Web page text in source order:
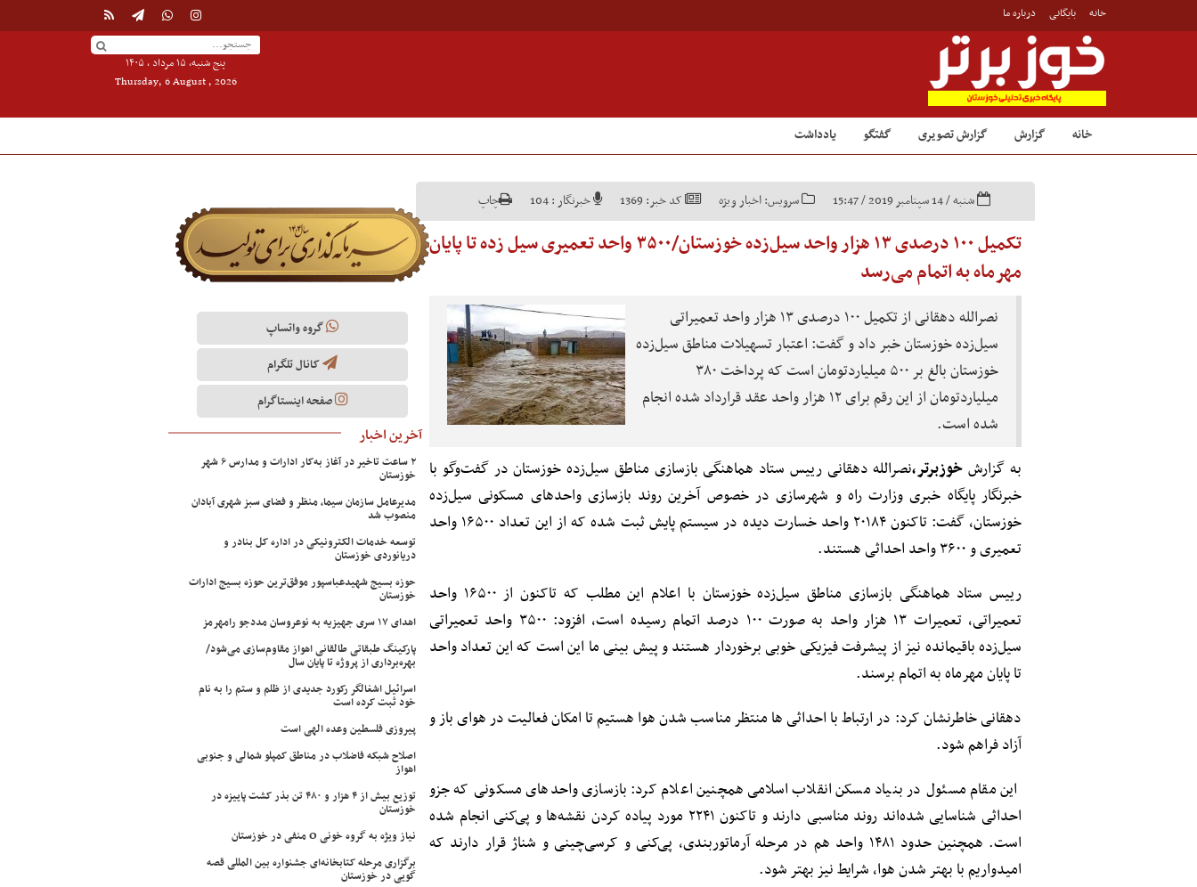
خانه بایگانی درباره ما
پنج شنبه, ۱۵ مرداد , ۱۴۰۵
Thursday, 6 August , 2026
خانه گزارش گزارش تصویری گفتگو یادداشت
شنبه / 14 سپتامبر 2019 / 15:47 سرویس:اخبار ویژه کد خبر: 1369 خبرنگار :104 چاپ
تکمیل ۱۰۰ درصدی ۱۳ هزار واحد سیل‌زده خوزستان/۳۵۰۰ واحد تعمیری سیل زده تا پایان
مهرماه به اتمام می‌رسد
نصرالله دهقانی از تکمیل ۱۰۰ درصدی ۱۳ هزار واحد تعمیراتی
سیل‌زده خوزستان خبر داد و گفت: اعتبار تسهیلات مناطق سیل‌زده
خوزستان بالغ بر ۵۰۰ میلیاردتومان است که پرداخت ۳۸۰
میلیاردتومان از این رقم برای ۱۲ هزار واحد عقد قرارداد شده انجام
شده است.
به گزارش خوزبرتر،نصرالله دهقانی رییس ستاد هماهنگی بازسازی مناطق سیل‌زده خوزستان در گفت‌و‌گو با
خبرنگار پایگاه خبری وزارت راه و شهرسازی در خصوص آخرین روند بازسازی واحدهای مسکونی سیل‌زده
خوزستان، گفت: تاکنون ۲۰۱۸۴ واحد خسارت دیده در سیستم پایش ثبت شده که از این تعداد ۱۶۵۰۰ واحد
تعمیری و ۳۶۰۰ واحد احداثی هستند.
رییس ستاد هماهنگی بازسازی مناطق سیل‌زده خوزستان با اعلام این مطلب که تاکنون از ۱۶۵۰۰ واحد
تعمیراتی، تعمیرات ۱۳ هزار واحد به صورت ۱۰۰ درصد اتمام رسیده است، افزود: ۳۵۰۰ واحد تعمیراتی
سیل‌زده باقیمانده نیز از پیشرفت فیزیکی خوبی برخوردار هستند و پیش بینی ما این است که این تعداد واحد
تا پایان مهرماه به اتمام برسند.
دهقانی خاطرنشان کرد: در ارتباط با احداثی ها منتظر مناسب شدن هوا هستیم تا امکان فعالیت در هوای باز و‌
آزاد فراهم شود.
این مقام مسئول در بنیاد مسکن انقلاب اسلامی همچنین اعلام کرد: بازسازی واحدهای مسکونی که جزو
احداثی شناسایی شده‌اند روند مناسبی دارند و تاکنون ۲۲۴۱ مورد پیاده کردن نقشه‌ها و پی‌کنی انجام شده
است. همچنین حدود ۱۴۸۱ واحد هم در مرحله آرماتوربندی، پی‌کنی و کرسی‌چینی و شناژ قرار دارند که
امیدواریم با بهتر شدن هوا، شرایط نیز بهتر شود.
گروه واتساپ
کانال تلگرام
صفحه اینستاگرام
آخرین اخبار
۲ ساعت تاخیر در آغاز به‌کار ادارات و مدارس ۶ شهر
خوزستان
مدیرعامل سازمان سیما، منظر و فضای سبز شهری آبادان
منصوب شد
توسعه خدمات الکترونیکی در اداره کل بنادر و
دریانوردی خوزستان
حوزه بسیج شهیدعباسپور موفق‌ترین حوزه بسیج ادارات
خوزستان
اهدای ۱۷ سری جهیزیه به نوعروسان مددجو رامهرمز
پارکینگ طبقاتی طالقانی اهواز مقاوم‌سازی می‌شود/
بهره‌برداری از پروژه تا پایان سال
اسرائیل اشغالگر رکورد جدیدی از ظلم و ستم را به نام
خود ثبت کرده است
پیروزی فلسطین وعده الهی است
اصلاح شبکه فاضلاب در مناطق کمپلو شمالی و جنوبی
اهواز
توزیع بیش از ۴ هزار و ۴۸۰ تن بذر کشت پاییزه در
خوزستان
نیاز ویژه به گروه خونی O منفی در خوزستان
برگزاری مرحله کتابخانه‌ای جشنواره بین المللی قصه
گویی در خوزستان